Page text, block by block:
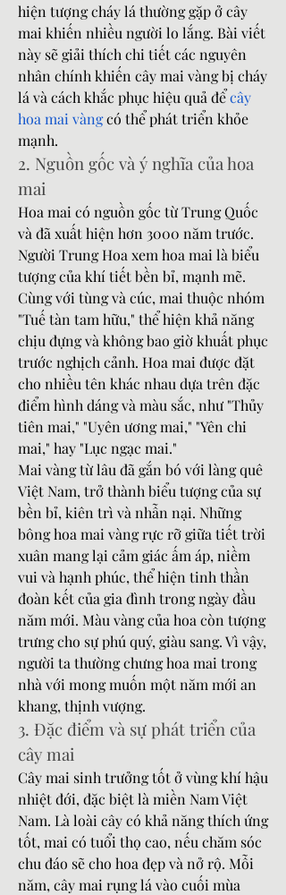
hiện tượng cháy lá thường gặp ở cây
mai khiến nhiều người lo lắng. Bài viết
này sẽ giải thích chi tiết các nguyên
nhân chính khiến cây mai vàng bị cháy
lá và cách khắc phục hiệu quả để cây
hoa mai vàng có thể phát triển khỏe
mạnh.
2. Nguồn gốc và ý nghĩa của hoa
mai
Hoa mai có nguồn gốc từ Trung Quốc
và đã xuất hiện hơn 3000 năm trước.
Người Trung Hoa xem hoa mai là biểu
tượng của khí tiết bền bỉ, mạnh mẽ.
Cùng với tùng và cúc, mai thuộc nhóm
"Tuế tàn tam hữu," thể hiện khả năng
chịu đựng và không bao giờ khuất phục
trước nghịch cảnh. Hoa mai được đặt
cho nhiều tên khác nhau dựa trên đặc
điểm hình dáng và màu sắc, như "Thủy
tiên mai," "Uyên ương mai," "Yên chi
mai," hay "Lục ngạc mai."
Mai vàng từ lâu đã gắn bó với làng quê
Việt Nam, trở thành biểu tượng của sự
bền bỉ, kiên trì và nhẫn nại. Những
bông hoa mai vàng rực rỡ giữa tiết trời
xuân mang lại cảm giác ấm áp, niềm
vui và hạnh phúc, thể hiện tinh thần
đoàn kết của gia đình trong ngày đầu
năm mới. Màu vàng của hoa còn tượng
trưng cho sự phú quý, giàu sang. Vì vậy,
người ta thường chưng hoa mai trong
nhà với mong muốn một năm mới an
khang, thịnh vượng.
3. Đặc điểm và sự phát triển của
cây mai
Cây mai sinh trưởng tốt ở vùng khí hậu
nhiệt đới, đặc biệt là miền Nam Việt
Nam. Là loài cây có khả năng thích ứng
tốt, mai có tuổi thọ cao, nếu chăm sóc
chu đáo sẽ cho hoa đẹp và nở rộ. Mỗi
năm, cây mai rụng lá vào cuối mùa